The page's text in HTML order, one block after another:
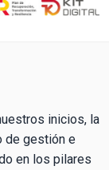
inicios, la
de gestión e
en los pilares